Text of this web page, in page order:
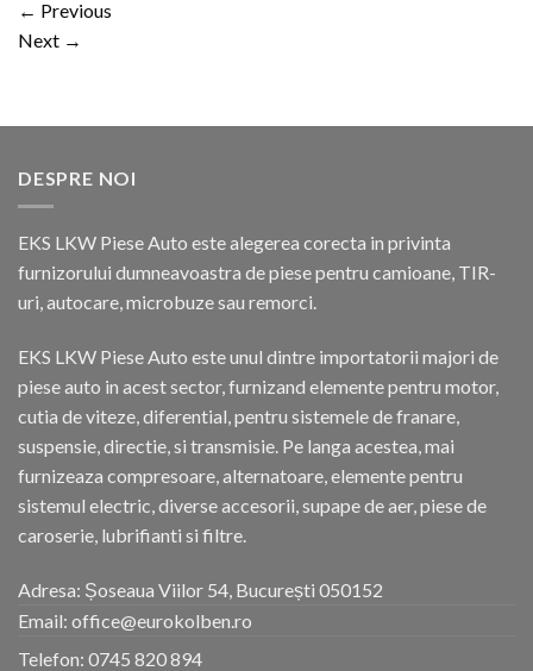
← Previous
Next →
DESPRE NOI
EKS LKW Piese Auto este alegerea corecta in privinta
furnizorului dumneavoastra de piese pentru camioane, TIR-
uri, autocare, microbuze sau remorci.
EKS LKW Piese Auto este unul dintre importatorii majori de
piese auto in acest sector, furnizand elemente pentru motor,
cutia de viteze, diferential, pentru sistemele de franare,
suspensie, directie, si transmisie. Pe langa acestea, mai
furnizeaza compresoare, alternatoare, elemente pentru
sistemul electric, diverse accesorii, supape de aer, piese de
caroserie, lubrifianti si filtre.
Adresa: Șoseaua Viilor 54, București 050152
Email: office@eurokolben.ro
Telefon: 0745 820 894